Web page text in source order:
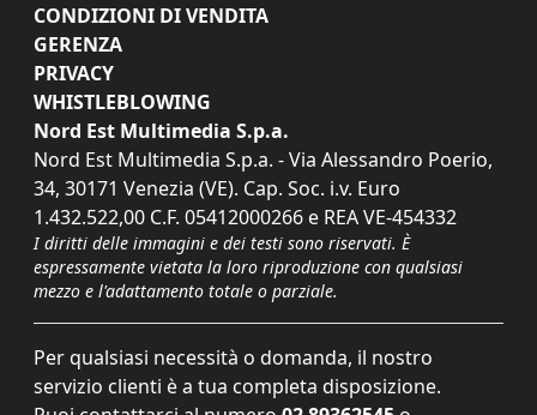
CONDIZIONI DI VENDITA
GERENZA
PRIVACY
WHISTLEBLOWING
Nord Est Multimedia S.p.a.
Nord Est Multimedia S.p.a. - Via Alessandro Poerio,
34, 30171 Venezia (VE). Cap. Soc. i.v. Euro
1.432.522,00 C.F. 05412000266 e REA VE-454332
I diritti delle immagini e dei testi sono riservati. È
espressamente vietata la loro riproduzione con qualsiasi
mezzo e l'adattamento totale o parziale.
Per qualsiasi necessità o domanda, il nostro
servizio clienti è a tua completa disposizione.